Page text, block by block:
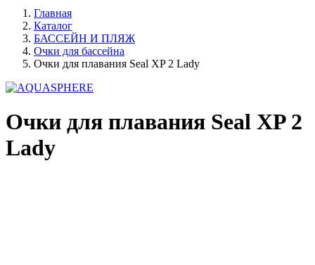
Главная
Каталог
БАССЕЙН И ПЛЯЖ
Очки для бассейна
Очки для плавания Seal XP 2 Lady
Очки для плавания Seal XP 2
Lady